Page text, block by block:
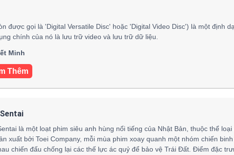
được gọi là 'Digital Versatile Disc' hoặc 'Digital Video Disc') là một định
chính của nó là lưu trữ video và lưu trữ dữ liệu.
Minh
Thêm
là một loạt phim siêu anh hùng nổi tiếng của Nhật Bản, thuộc thể
xuất bởi Toei Company, mỗi mùa phim xoay quanh một nhóm chiến
chiến đấu chống lại các thế lực ác quỷ để bảo vệ Trái Đất. Điểm đặc